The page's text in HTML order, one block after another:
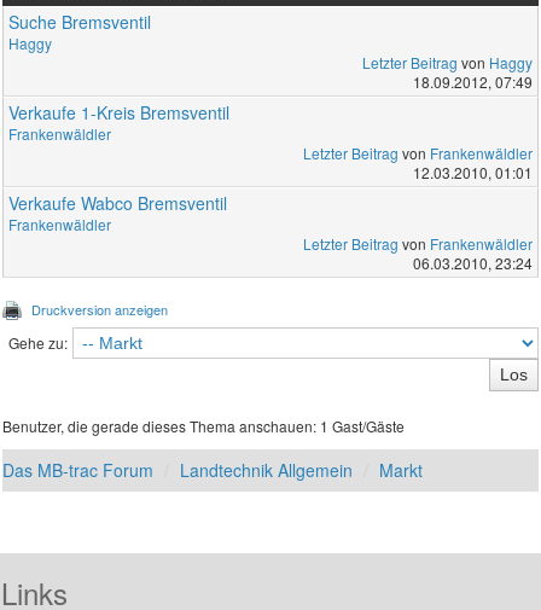
Suche Bremsventil
Haggy
Letzter Beitrag von Haggy
18.09.2012, 07:49
Verkaufe 1-Kreis Bremsventil
Frankenwäldler
Letzter Beitrag von Frankenwäldler
12.03.2010, 01:01
Verkaufe Wabco Bremsventil
Frankenwäldler
Letzter Beitrag von Frankenwäldler
06.03.2010, 23:24
Druckversion anzeigen
Gehe zu:
Benutzer, die gerade dieses Thema anschauen: 1 Gast/Gäste
Das MB-trac Forum Landtechnik Allgemein Markt
Links